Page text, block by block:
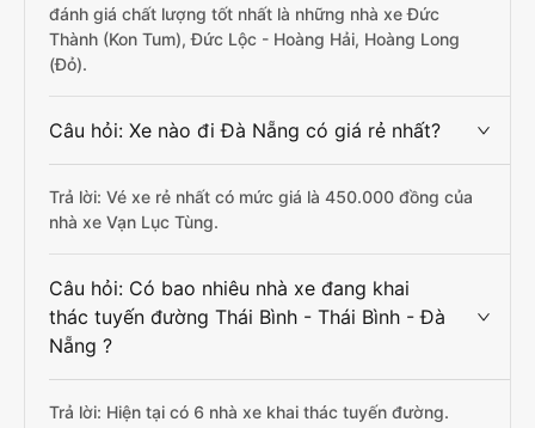
đánh giá chất lượng tốt nhất là những nhà xe Đức
Thành (Kon Tum), Đức Lộc - Hoàng Hải, Hoàng Long
(Đỏ).
Câu hỏi: Xe nào đi Đà Nẵng có giá rẻ nhất?
Trả lời: Vé xe rẻ nhất có mức giá là 450.000 đồng của
nhà xe Vạn Lục Tùng.
Câu hỏi: Có bao nhiêu nhà xe đang khai
thác tuyến đường Thái Bình - Thái Bình - Đà
Nẵng ?
Trả lời: Hiện tại có 6 nhà xe khai thác tuyến đường.